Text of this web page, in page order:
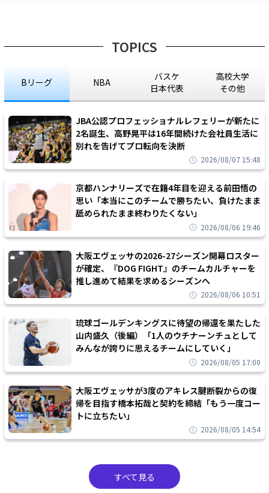
TOPICS
Bリーグ NBA
バスケ
日本代表
高校大学
その他
JBA公認プロフェッショナルレフェリーが新たに
2名誕生、高野晃平は16年間続けた会社員生活に
別れを告げてプロ転向を決断
2026/08/07 15:48
京都ハンナリーズで在籍4年目を迎える前田悟の
思い「本当にこのチームで勝ちたい、負けたまま
舐められたまま終わりたくない」
2026/08/06 19:46
大阪エヴェッサの2026-27シーズン開幕ロスター
が確定、『DOG FIGHT』のチームカルチャーを
推し進めて結果を求めるシーズンへ
2026/08/06 10:51
琉球ゴールデンキングスに待望の帰還を果たした
山内盛久（後編）「1人のウチナーンチュとして
みんなが誇りに思えるチームにしていく」
2026/08/05 17:00
大阪エヴェッサが3度のアキレス腱断裂からの復
帰を目指す橋本拓哉と契約を締結「もう一度コー
トに立ちたい」
2026/08/05 14:54
すべて見る